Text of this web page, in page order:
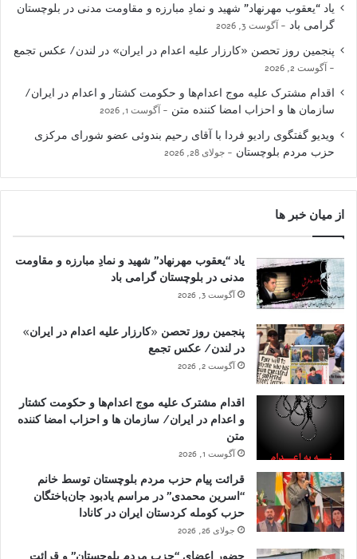
یاد “یعقوب مهرنهاد” شهید و نمادِ مبارزه و مقاومت مدنی در بلوچستان
گرامی باد
آگوست 3, 2026
پنجمین روز تحصن «کارزار علیه اعدام در ایران» در لندن/ عکس تجمع
آگوست 2, 2026
اقدام مشترک علیه موج اعدام‌ها و حکومت کشتار و اعدام در ایران/
سازمان ها و احزاب امضا کننده متن
آگوست 1, 2026
ویدیو گفتگوی رادیو فردا با آقای رحیم بندوئی عضو شورای مرکزی
حزب مردم بلوچستان
جولای 28, 2026
از میان خبر ها
یاد “یعقوب مهرنهاد” شهید و نمادِ مبارزه و مقاومت
مدنی در بلوچستان گرامی باد
آگوست 3, 2026
پنجمین روز تحصن «کارزار علیه اعدام در ایران»
در لندن/ عکس تجمع
آگوست 2, 2026
اقدام مشترک علیه موج اعدام‌ها و حکومت کشتار
و اعدام در ایران/ سازمان ها و احزاب امضا کننده
متن
آگوست 1, 2026
قرائت پیام حزب مردم بلوچستان توسط خانم
“اسرین محمدی” در مراسم یادبود جان‌باختگان
حزب کومله کردستان ایران در کانادا
جولای 26, 2026